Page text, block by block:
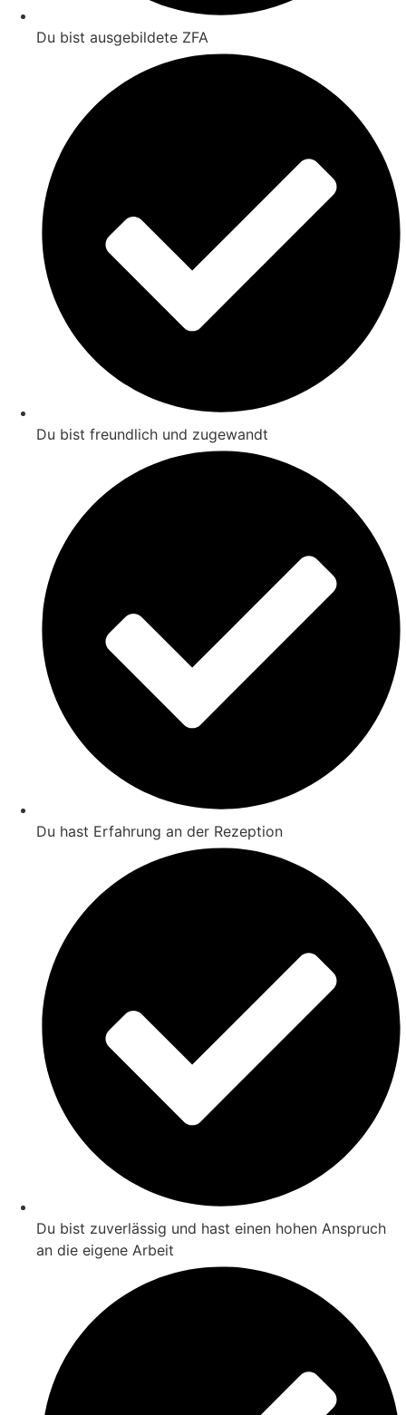
Du bist ausgebildete ZFA
Du bist freundlich und zugewandt
Du hast Erfahrung an der Rezeption
Du bist zuverlässig und hast einen hohen Anspruch
an die eigene Arbeit